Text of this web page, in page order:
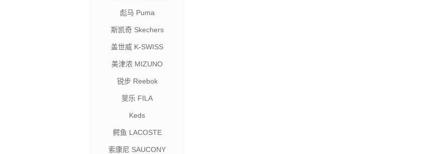
彪马 Puma
斯凯奇 Skechers
盖世威 K-SWISS
美津浓 MIZUNO
锐步 Reebok
斐乐 FILA
Keds
鳄鱼 LACOSTE
索康尼 SAUCONY